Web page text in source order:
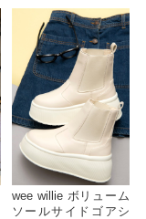
wee willie ボリューム
ソールサイドゴアシ